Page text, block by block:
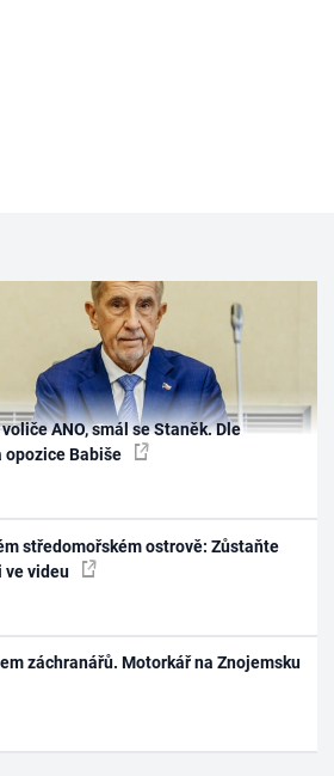
ANO, smál se Staněk. Dle
opozice Babiše
středomořském ostrově: Zůstaňte
ve videu
záchranářů. Motorkář na Znojemsku